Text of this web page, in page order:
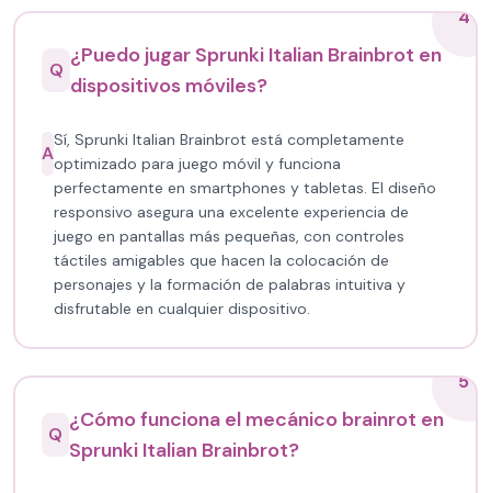
4
Q
¿Puedo jugar Sprunki Italian Brainbrot en
dispositivos móviles?
A
Sí, Sprunki Italian Brainbrot está completamente
optimizado para juego móvil y funciona
perfectamente en smartphones y tabletas. El diseño
responsivo asegura una excelente experiencia de
juego en pantallas más pequeñas, con controles
táctiles amigables que hacen la colocación de
personajes y la formación de palabras intuitiva y
disfrutable en cualquier dispositivo.
5
Q
¿Cómo funciona el mecánico brainrot en
Sprunki Italian Brainbrot?